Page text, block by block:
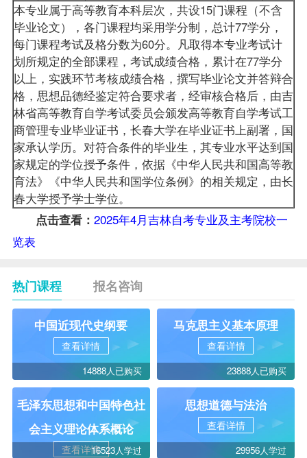
本专业属于高等教育本科层次，共设15门课程（不含
毕业论文），各门课程均采用学分制，总计77学分，
每门课程考试及格分数为60分。凡取得本专业考试计
划所规定的全部课程，考试成绩合格，累计在77学分
以上，实践环节考核成绩合格，撰写毕业论文并答辩合
格，思想品德经鉴定符合要求者，经审核合格后，由吉
林省高等教育自学考试委员会颁发高等教育自学考试工
商管理专业毕业证书，长春大学在毕业证书上副署，国
家承认学历。对符合条件的毕业生，其专业水平达到国
家规定的学位授予条件，依据《中华人民共和国高等教
育法》《中华人民共和国学位条例》的相关规定，由长
春大学授予学士学位。
点击查看： 2025年4月吉林自考专业及主考院校一
览表
热门课程 报名咨询
中国近现代史纲要
查看详情
14888人已购买
马克思主义基本原理
查看详情
23888人已购买
毛泽东思想和中国特色社
会主义理论体系概论
查看详情16523人学过
思想道德与法治
查看详情
29956人学过